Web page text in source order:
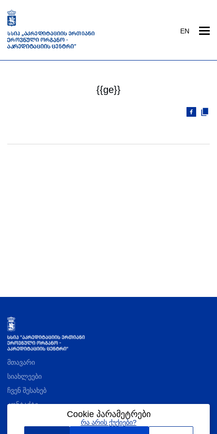
EN
{{ge}}
მთავარი
სიახლეები
ჩვენ შესახებ
კონტაქტი
Cookie პარამეტრები
რა არის ქუქიები?